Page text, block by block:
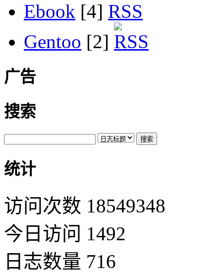
Ebook [4]
Gentoo [2]
广告
搜索
统计
访问次数 18549348
今日访问 1492
日志数量 716